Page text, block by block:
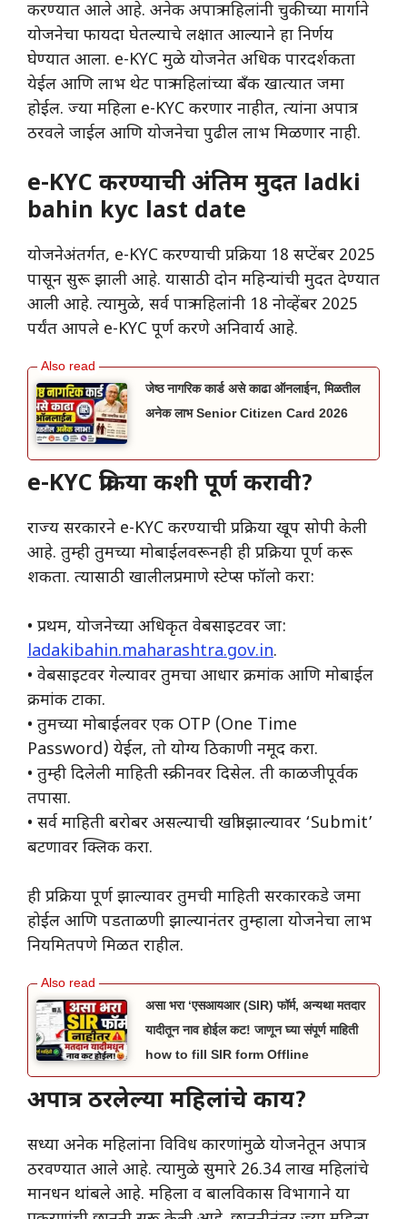
करण्यात आले आहे. अनेक अपात्र महिलांनी चुकीच्या मार्गाने
योजनेचा फायदा घेतल्याचे लक्षात आल्याने हा निर्णय
घेण्यात आला. e-KYC मुळे योजनेत अधिक पारदर्शकता
येईल आणि लाभ थेट पात्र महिलांच्या बँक खात्यात जमा
होईल. ज्या महिला e-KYC करणार नाहीत, त्यांना अपात्र
ठरवले जाईल आणि योजनेचा पुढील लाभ मिळणार नाही.
e-KYC करण्याची अंतिम मुदत ladki
bahin kyc last date
योजनेअंतर्गत, e-KYC करण्याची प्रक्रिया 18 सप्टेंबर 2025
पासून सुरू झाली आहे. यासाठी दोन महिन्यांची मुदत देण्यात
आली आहे. त्यामुळे, सर्व पात्र महिलांनी 18 नोव्हेंबर 2025
पर्यंत आपले e-KYC पूर्ण करणे अनिवार्य आहे.
जेष्ठ नागरिक कार्ड असे काढा ऑनलाईन, मिळतील
अनेक लाभ Senior Citizen Card 2026
e-KYC प्रक्रिया कशी पूर्ण करावी?
राज्य सरकारने e-KYC करण्याची प्रक्रिया खूप सोपी केली
आहे. तुम्ही तुमच्या मोबाईलवरूनही ही प्रक्रिया पूर्ण करू
शकता. त्यासाठी खालीलप्रमाणे स्टेप्स फॉलो करा:
• प्रथम, योजनेच्या अधिकृत वेबसाइटवर जा:
ladakibahin.maharashtra.gov.in.
• वेबसाइटवर गेल्यावर तुमचा आधार क्रमांक आणि मोबाईल
क्रमांक टाका.
• तुमच्या मोबाईलवर एक OTP (One Time
Password) येईल, तो योग्य ठिकाणी नमूद करा.
• तुम्ही दिलेली माहिती स्क्रीनवर दिसेल. ती काळजीपूर्वक
तपासा.
• सर्व माहिती बरोबर असल्याची खात्री झाल्यावर ‘Submit’
बटणावर क्लिक करा.
ही प्रक्रिया पूर्ण झाल्यावर तुमची माहिती सरकारकडे जमा
होईल आणि पडताळणी झाल्यानंतर तुम्हाला योजनेचा लाभ
नियमितपणे मिळत राहील.
असा भरा ‘एसआयआर (SIR) फॉर्म, अन्यथा मतदार
यादीतून नाव होईल कट! जाणून घ्या संपूर्ण माहिती
how to fill SIR form Offline
अपात्र ठरलेल्या महिलांचे काय?
सध्या अनेक महिलांना विविध कारणांमुळे योजनेतून अपात्र
ठरवण्यात आले आहे. त्यामुळे सुमारे 26.34 लाख महिलांचे
मानधन थांबले आहे. महिला व बालविकास विभागाने या